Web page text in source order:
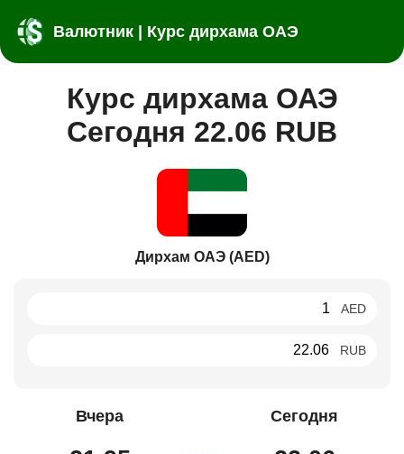
Валютник | Курс дирхама ОАЭ
Курс дирхама ОАЭ
Сегодня 22.06 RUB
Дирхам ОАЭ (AED)
AED
RUB
Вчера Сегодня